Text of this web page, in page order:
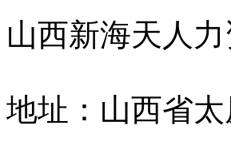
山西新海天人
地址：山西省